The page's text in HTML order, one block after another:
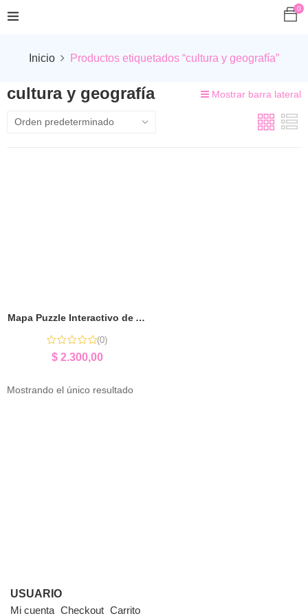
0
Inicio Productos etiquetados “cultura y geografía”
cultura y geografía Mostrar barra lateral
Mapa Puzzle Interactivo de América del Sur | Aprender Jugando Geografía
(0)
$2.300,00
Mostrando el único resultado
USUARIO
Mi cuenta Checkout Carrito